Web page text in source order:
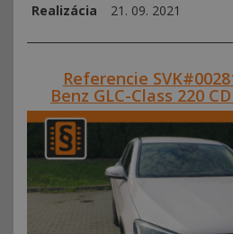
Realizácia
21. 09. 2021
Referencie
Benz GLC-Class 220